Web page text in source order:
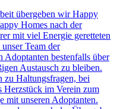
übergeben wir Happy
Homes nach der
mit viel Energie geretteten
Team der
Adoptanten bestenfalls über
Austausch zu bleiben.
Haltungsfragen, bei
Herzstück im Verein zum
mit unseren Adoptanten.